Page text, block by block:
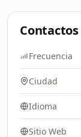
Contactos
Frecuencia
Ciudad
Idioma
Sitio Web